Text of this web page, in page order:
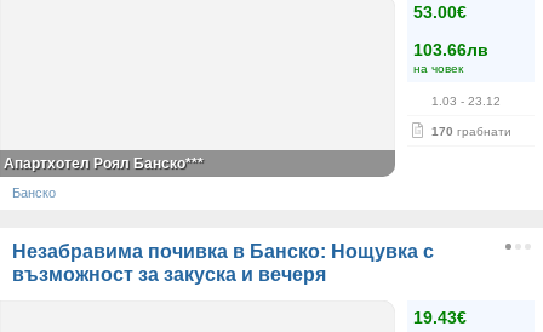
53.00€
103.66лв
на човек
1.03 - 23.12
170 грабнати
Апартхотел Роял Банско***
Банско
Незабравима почивка в Банско: Нощувка с
възможност за закуска и вечеря
19.43€